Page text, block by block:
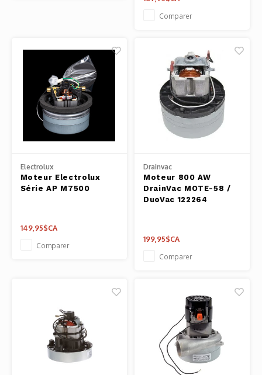
Comparer
Electrolux
Moteur Electrolux
Série AP M7500
149,95$CA
Comparer
Drainvac
Moteur 800 AW
DrainVac MOTE-58 /
DuoVac 122264
199,95$CA
Comparer